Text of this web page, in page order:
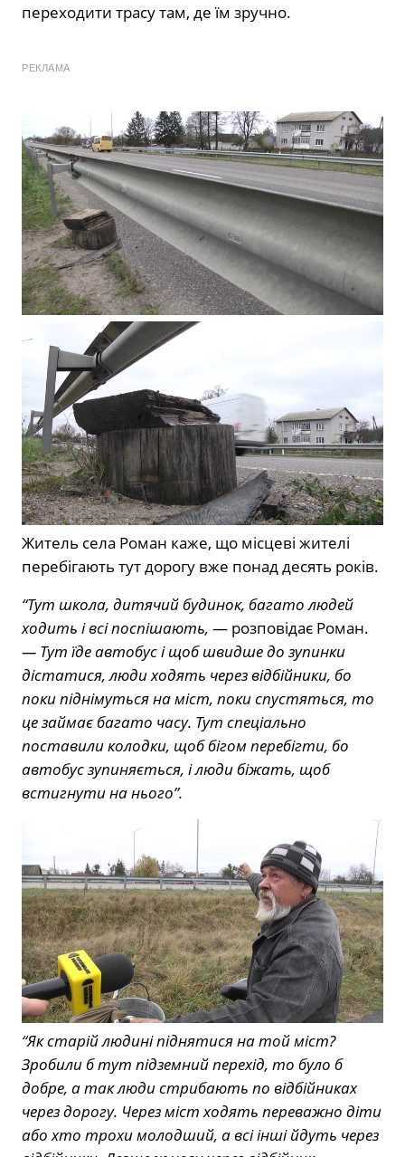
переходити трасу там, де їм зручно.
РЕКЛАМА
Житель села Роман каже, що місцеві жителі
перебігають тут дорогу вже понад десять років.
“Тут школа, дитячий будинок, багато людей
ходить і всі поспішають, — розповідає Роман.
— Тут їде автобус і щоб швидше до зупинки
дістатися, люди ходять через відбійники, бо
поки піднімуться на міст, поки спустяться, то
це займає багато часу. Тут спеціально
поставили колодки, щоб бігом перебігти, бо
автобус зупиняється, і люди біжать, щоб
встигнути на нього”.
“Як старій людині піднятися на той міст?
Зробили б тут підземний перехід, то було б
добре, а так люди стрибають по відбійниках
через дорогу. Через міст ходять переважно діти
або хто трохи молодший, а всі інші йдуть через